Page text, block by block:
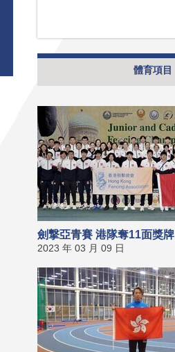
體育項目
劍撃亞青賽 港隊奪11面獎牌
2023 年 03 月 09 日